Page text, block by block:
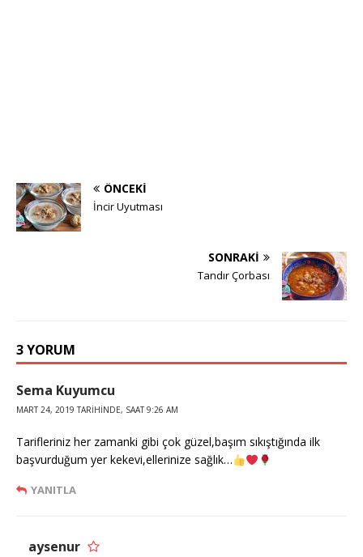
ÖNCEKI
İncir Uyutması
SONRAKI
Tandır Çorbası
3 YORUM
Sema Kuyumcu
MART 24, 2019 TARIHINDE, SAAT 9:26 AM
Tarifleriniz her zamanki gibi çok güzel,başım sıkıştığında ilk
başvurduğum yer kekevi,ellerinize sağlık…
YANITLA
aysenur